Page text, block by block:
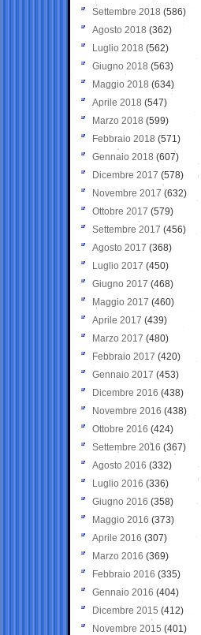
Settembre 2018 (586)
Agosto 2018 (362)
Luglio 2018 (562)
Giugno 2018 (563)
Maggio 2018 (634)
Aprile 2018 (547)
Marzo 2018 (599)
Febbraio 2018 (571)
Gennaio 2018 (607)
Dicembre 2017 (578)
Novembre 2017 (632)
Ottobre 2017 (579)
Settembre 2017 (456)
Agosto 2017 (368)
Luglio 2017 (450)
Giugno 2017 (468)
Maggio 2017 (460)
Aprile 2017 (439)
Marzo 2017 (480)
Febbraio 2017 (420)
Gennaio 2017 (453)
Dicembre 2016 (438)
Novembre 2016 (438)
Ottobre 2016 (424)
Settembre 2016 (367)
Agosto 2016 (332)
Luglio 2016 (336)
Giugno 2016 (358)
Maggio 2016 (373)
Aprile 2016 (307)
Marzo 2016 (369)
Febbraio 2016 (335)
Gennaio 2016 (404)
Dicembre 2015 (412)
Novembre 2015 (401)